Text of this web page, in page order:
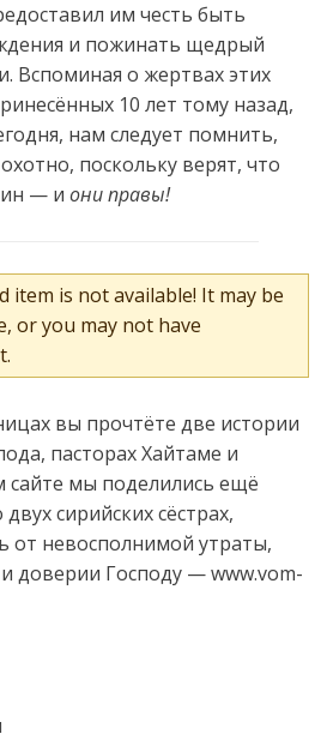
им честь быть
и пожинать щедрый
Вспоминая о жертвах этих
10 лет тому назад,
нам следует помнить,
поскольку верят, что
— и они правы!
item is not available! It may be
or you may not have
вы прочтёте две истории
, пасторахХайтаме и
сайте мы поделились ещё
двух сирийских сёстрах,
от невосполнимой утраты,
доверии Господу —www.vom-